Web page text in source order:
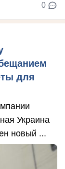
0
для
Украина
новый ...